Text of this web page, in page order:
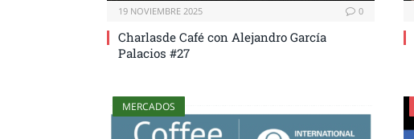
19 NOVIEMBRE 2025 0
Charlasde Café con Alejandro García
Palacios #27
MERCADOS